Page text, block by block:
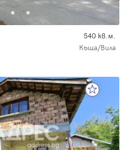
540 кв.м.
Къща/Вила